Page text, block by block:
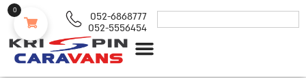
052-6868777
052-5556454
0